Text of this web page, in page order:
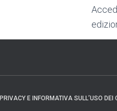
PRIVACY E INFORMATIVA SULL’USO DEI